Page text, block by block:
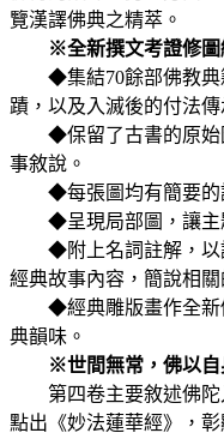
覽漢譯佛典之精萃。
※全新撰文考證修圖
◆集結70餘部佛教典
蹟，以及入滅後的付法傳
◆保留了古書的原始
事敘說。
◆每張圖均有簡要的說
◆呈現局部圖，讓主
◆附上名詞註解，以
經典故事內容，簡說相關
◆經典雕版畫作全新
典韻味。
※世間無常，佛以自
第四卷主要敘述佛陀
點出《妙法蓮華經》，